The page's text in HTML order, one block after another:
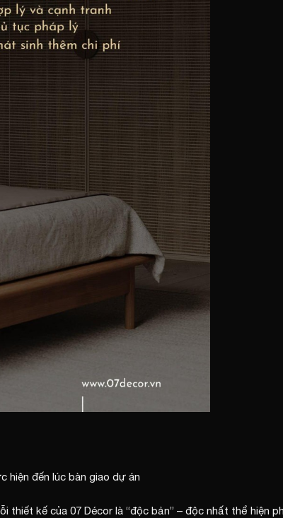
hiện đến lúc bàn giao dự án
kế của 07 Décor là “độc bản” – độc nhất thể hiện